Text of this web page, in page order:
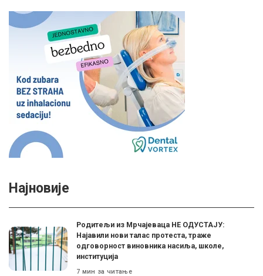
Најновије
Родитељи из Мрчајеваца НЕ ОДУСТАЈУ:
Најавили нови талас протеста, траже
одговорност виновника насиља, школе,
институција
7 мин за читање